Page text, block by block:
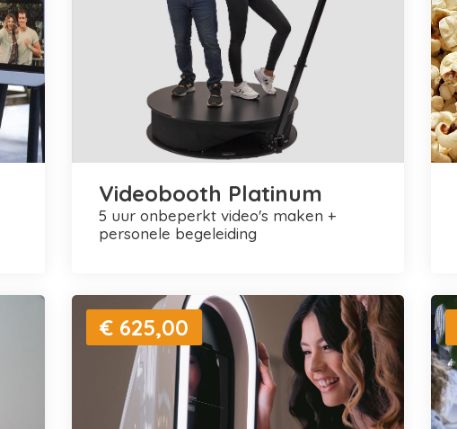
Videobooth Platinum
5 uur onbeperkt video's maken +
personele begeleiding
€ 625,00